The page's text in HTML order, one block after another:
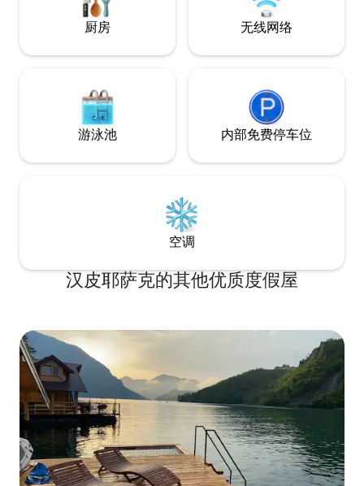
厨房 无线网络
游泳池 内部免费停车位
空调
汉皮耶萨克的其他优质度假屋